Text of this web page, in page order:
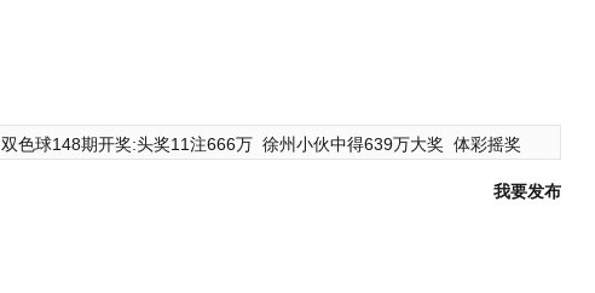
双色球148期开奖:头奖11注666万 徐州小伙中得639万大奖 体彩摇奖
我要发布